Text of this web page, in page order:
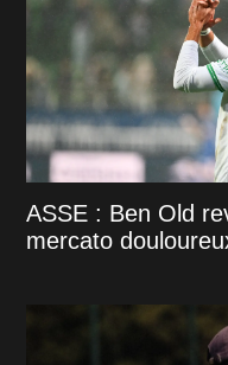
ASSE : Ben Old
mercato